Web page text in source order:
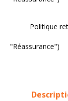
Politique
"Réassurance")